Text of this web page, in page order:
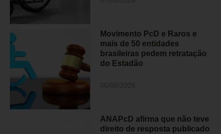
Movimento PcD e Raros e
mais de 50 entidades
brasileiras pedem retratação
do Estadão
ANAPcD afirma que não teve
direito de resposta publicado